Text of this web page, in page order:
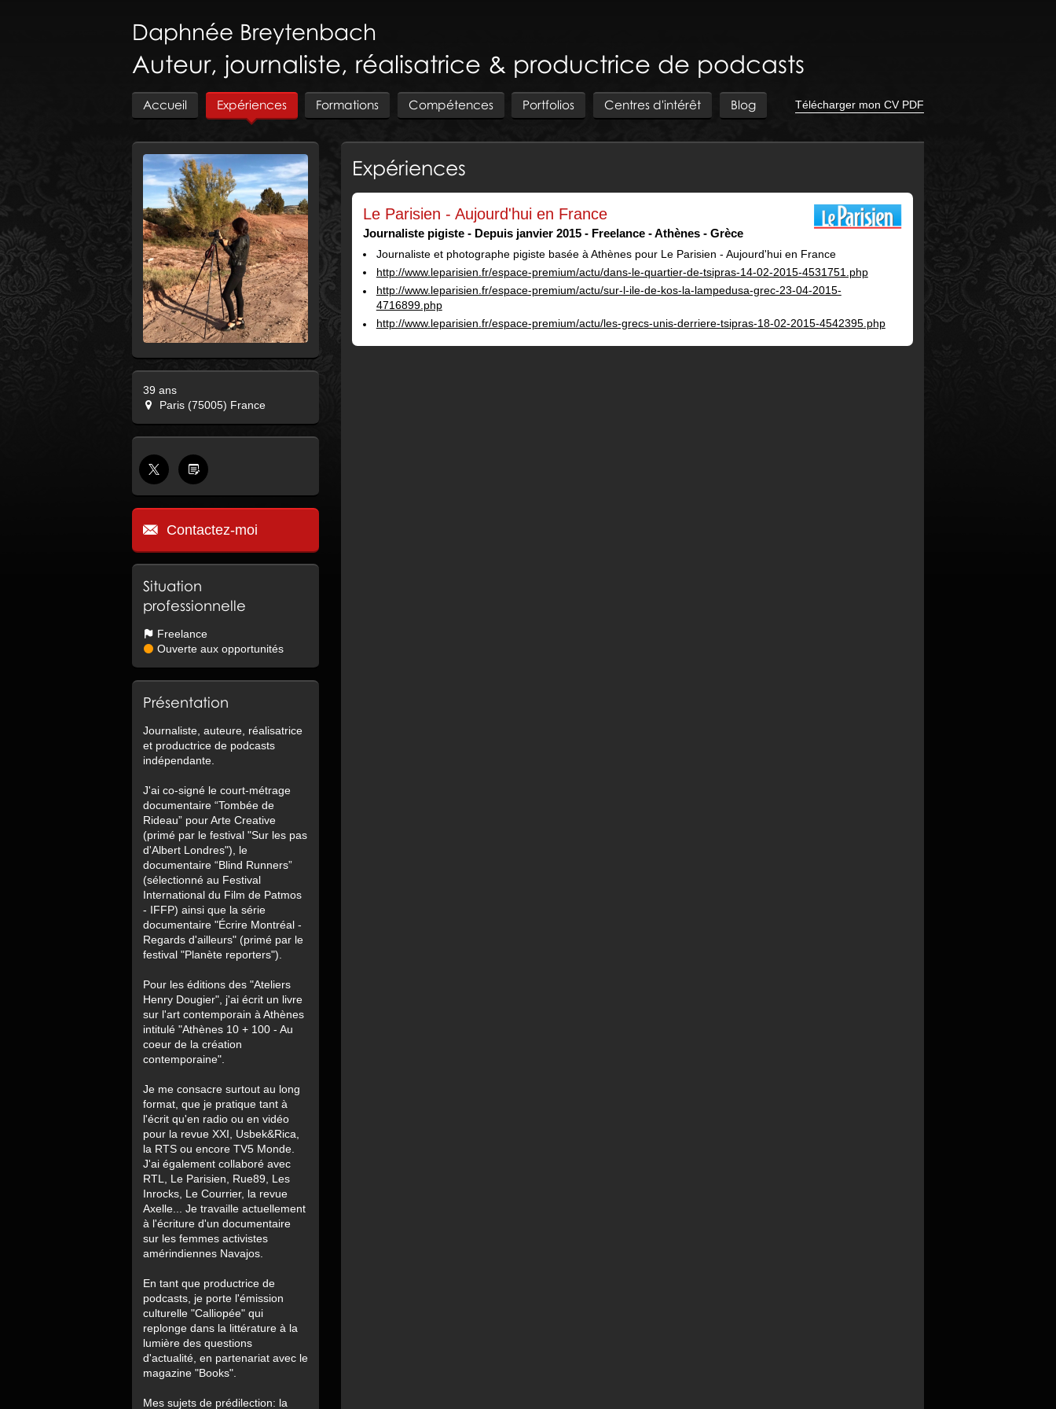
Daphnée Breytenbach
Auteur, journaliste, réalisatrice & productrice de podcasts
Accueil Expériences Formations Compétences Portfolios Centres d'intérêt Blog Télécharger mon CV PDF
39 ans
Paris (75005) France
Contactez-moi
Situation
professionnelle
Freelance
Ouverte aux opportunités
Présentation
Journaliste, auteure, réalisatrice
et productrice de podcasts
indépendante.
J'ai co-signé le court-métrage
documentaire “Tombée de
Rideau” pour Arte Creative
(primé par le festival "Sur les pas
d'Albert Londres"), le
documentaire “Blind Runners”
(sélectionné au Festival
International du Film de Patmos
- IFFP) ainsi que la série
documentaire "Écrire Montréal -
Regards d'ailleurs" (primé par le
festival "Planète reporters").
Pour les éditions des "Ateliers
Henry Dougier", j'ai écrit un livre
sur l'art contemporain à Athènes
intitulé "Athènes 10 + 100 - Au
coeur de la création
contemporaine".
Je me consacre surtout au long
format, que je pratique tant à
l'écrit qu'en radio ou en vidéo
pour la revue XXI, Usbek&Rica,
la RTS ou encore TV5 Monde.
J'ai également collaboré avec
RTL, Le Parisien, Rue89, Les
Inrocks, Le Courrier, la revue
Axelle... Je travaille actuellement
à l'écriture d'un documentaire
sur les femmes activistes
amérindiennes Navajos.
En tant que productrice de
podcasts, je porte l'émission
culturelle "Calliopée" qui
replonge dans la littérature à la
lumière des questions
d'actualité, en partenariat avec le
magazine "Books".
Mes sujets de prédilection: la
Expériences
Le Parisien - Aujourd'hui en France
Journaliste pigiste Depuis janvier 2015 Freelance Athènes Grèce
Journaliste et photographe pigiste basée à Athènes pour Le Parisien - Aujourd'hui en France
http://www.leparisien.fr/espace-premium/actu/dans-le-quartier-de-tsipras-14-02-2015-4531751.php
http://www.leparisien.fr/espace-premium/actu/sur-l-ile-de-kos-la-lampedusa-grec-23-04-2015-
4716899.php
http://www.leparisien.fr/espace-premium/actu/les-grecs-unis-derriere-tsipras-18-02-2015-4542395.php